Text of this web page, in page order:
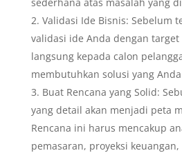
Validasi Ide Bisnis: Sebelum
validasi ide Anda dengan target
langsung kepada calon
membutuhkan solusi yang
Buat Rencana yang Solid:
yang detail akan menjadi peta
Rencana ini harus mencakup
pemasaran, proyeksi